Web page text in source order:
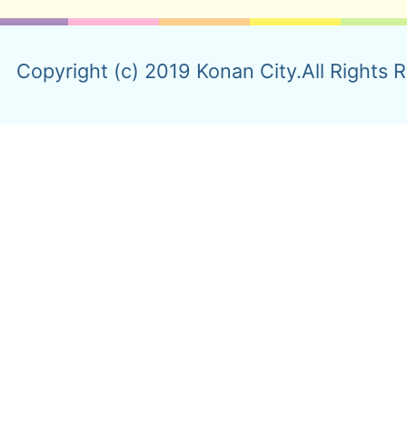
Copyright (c) 2019 Konan City.All Rights